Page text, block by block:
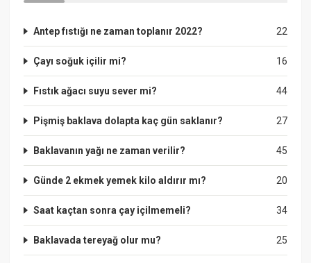
22
Antep fıstığı ne zaman toplanır 2022?
16
Çayı soğuk içilir mi?
44
Fıstık ağacı suyu sever mi?
27
Pişmiş baklava dolapta kaç gün saklanır?
45
Baklavanın yağı ne zaman verilir?
20
Günde 2 ekmek yemek kilo aldırır mı?
34
Saat kaçtan sonra çay içilmemeli?
25
Baklavada tereyağ olur mu?